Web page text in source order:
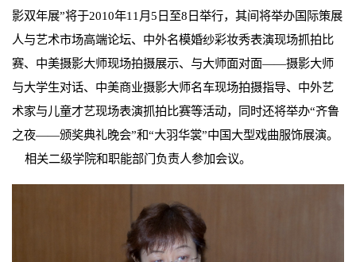
影双年展”将于2010年11月5日至8日举行，其间将举办国际策展
人与艺术市场高端论坛、中外名模婚纱彩妆秀表演现场抓拍比
赛、中美摄影大师现场拍摄展示、与大师面对面——摄影大师
与大学生对话、中美商业摄影大师名车现场拍摄指导、中外艺
术家与儿童才艺现场表演抓拍比赛等活动，同时还将举办“齐鲁
之夜——颁奖典礼晚会”和“大羽华裳”中国大型戏曲服饰展演。
相关二级学院和职能部门负责人参加会议。